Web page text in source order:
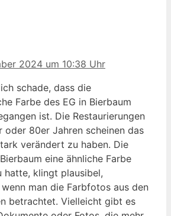
2024 um 10:38 Uhr
schade, dass die
Farbe des EG in Bierbaum
ist. Die Restaurierungen
oder 80er Jahren scheinen das
verändert zu haben. Die
eine ähnliche Farbe
hatte, klingt plausibel,
man die Farbfotos aus den
betrachtet. Vielleicht gibt es